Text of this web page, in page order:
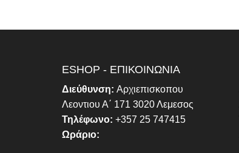
ESHOP - ΕΠΙΚΟΙΝΩΝΙΑ
Διεύθυνση: Αρχιεπισκοπου
Λεοντιου Α΄ 171 3020 Λεμεσος
Τηλέφωνο: +357 25 747415
Ωράριο: